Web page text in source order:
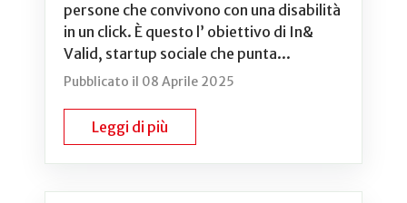
persone che convivono con una disabilità
in un click. È questo l’ obiettivo di In&
Valid, startup sociale che punta...
Pubblicato il 08 Aprile 2025
Leggi di più